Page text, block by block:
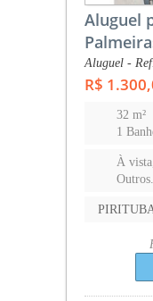
Aluguel
Aluguel -
R$
32 m²
1
À